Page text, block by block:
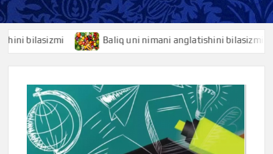
bilasizmi Baliq uni nimani anglatishini bilasizmi